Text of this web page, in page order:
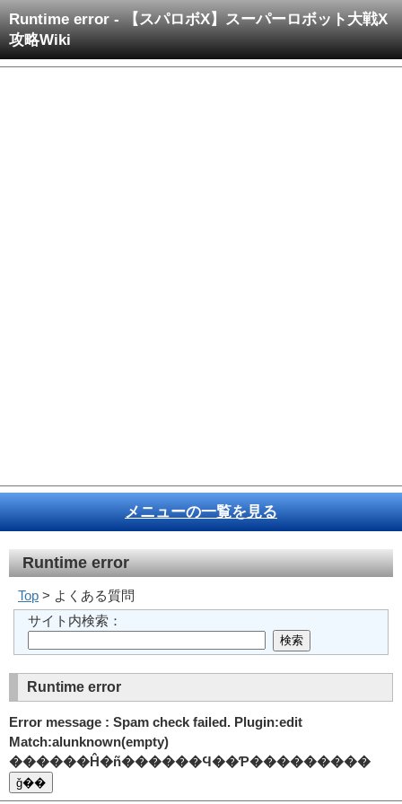
Runtime error - 【スパロボX】スーパーロボット大戦X
攻略Wiki
メニューの一覧を見る
Runtime error
Top > よくある質問
サイト内検索：
Runtime error
Error message : Spam check failed. Plugin:edit
Match:alunknown(empty)
������Ĥ�ñ������Ϥ��Ƥ���������